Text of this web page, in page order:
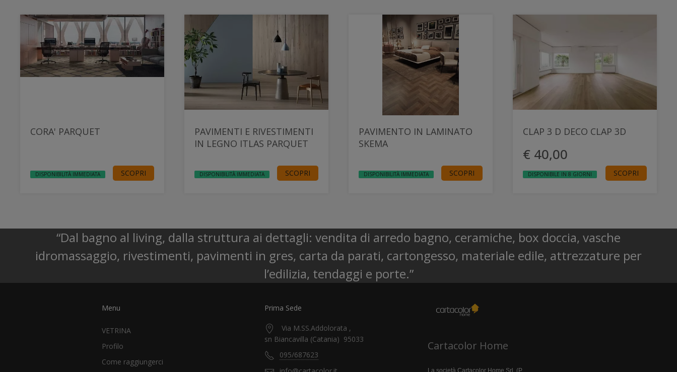
CORA' PARQUET
DISPONIBILITÀ IMMEDIATA SCOPRI
PAVIMENTI E RIVESTIMENTI
IN LEGNO ITLAS PARQUET
DISPONIBILITÀ IMMEDIATA SCOPRI
PAVIMENTO IN LAMINATO
SKEMA
DISPONIBILITÀ IMMEDIATA SCOPRI
CLAP 3 D DECO CLAP 3D
€ 40,00
DISPONIBILE IN 8 GIORNI SCOPRI
“Dal bagno al living, dalla struttura ai dettagli: vendita di arredo bagno, ceramiche, box doccia, vasche
idromassaggio, rivestimenti, pavimenti in gres, carta da parati, cartongesso, materiale edile, attrezzature per
l’edilizia, tendaggi e porte.”
Menu
VETRINA
Profilo
Come raggiungerci
Prima Sede
Via M.SS.Addolorata ,
sn Biancavilla (Catania) 95033
095/687623
Cartacolor Home
La società Cartacolor Home Srl (P.